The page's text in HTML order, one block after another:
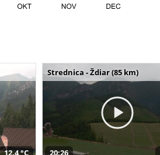
12,4 °C
Strednica - Ždiar (85 km)
20:26